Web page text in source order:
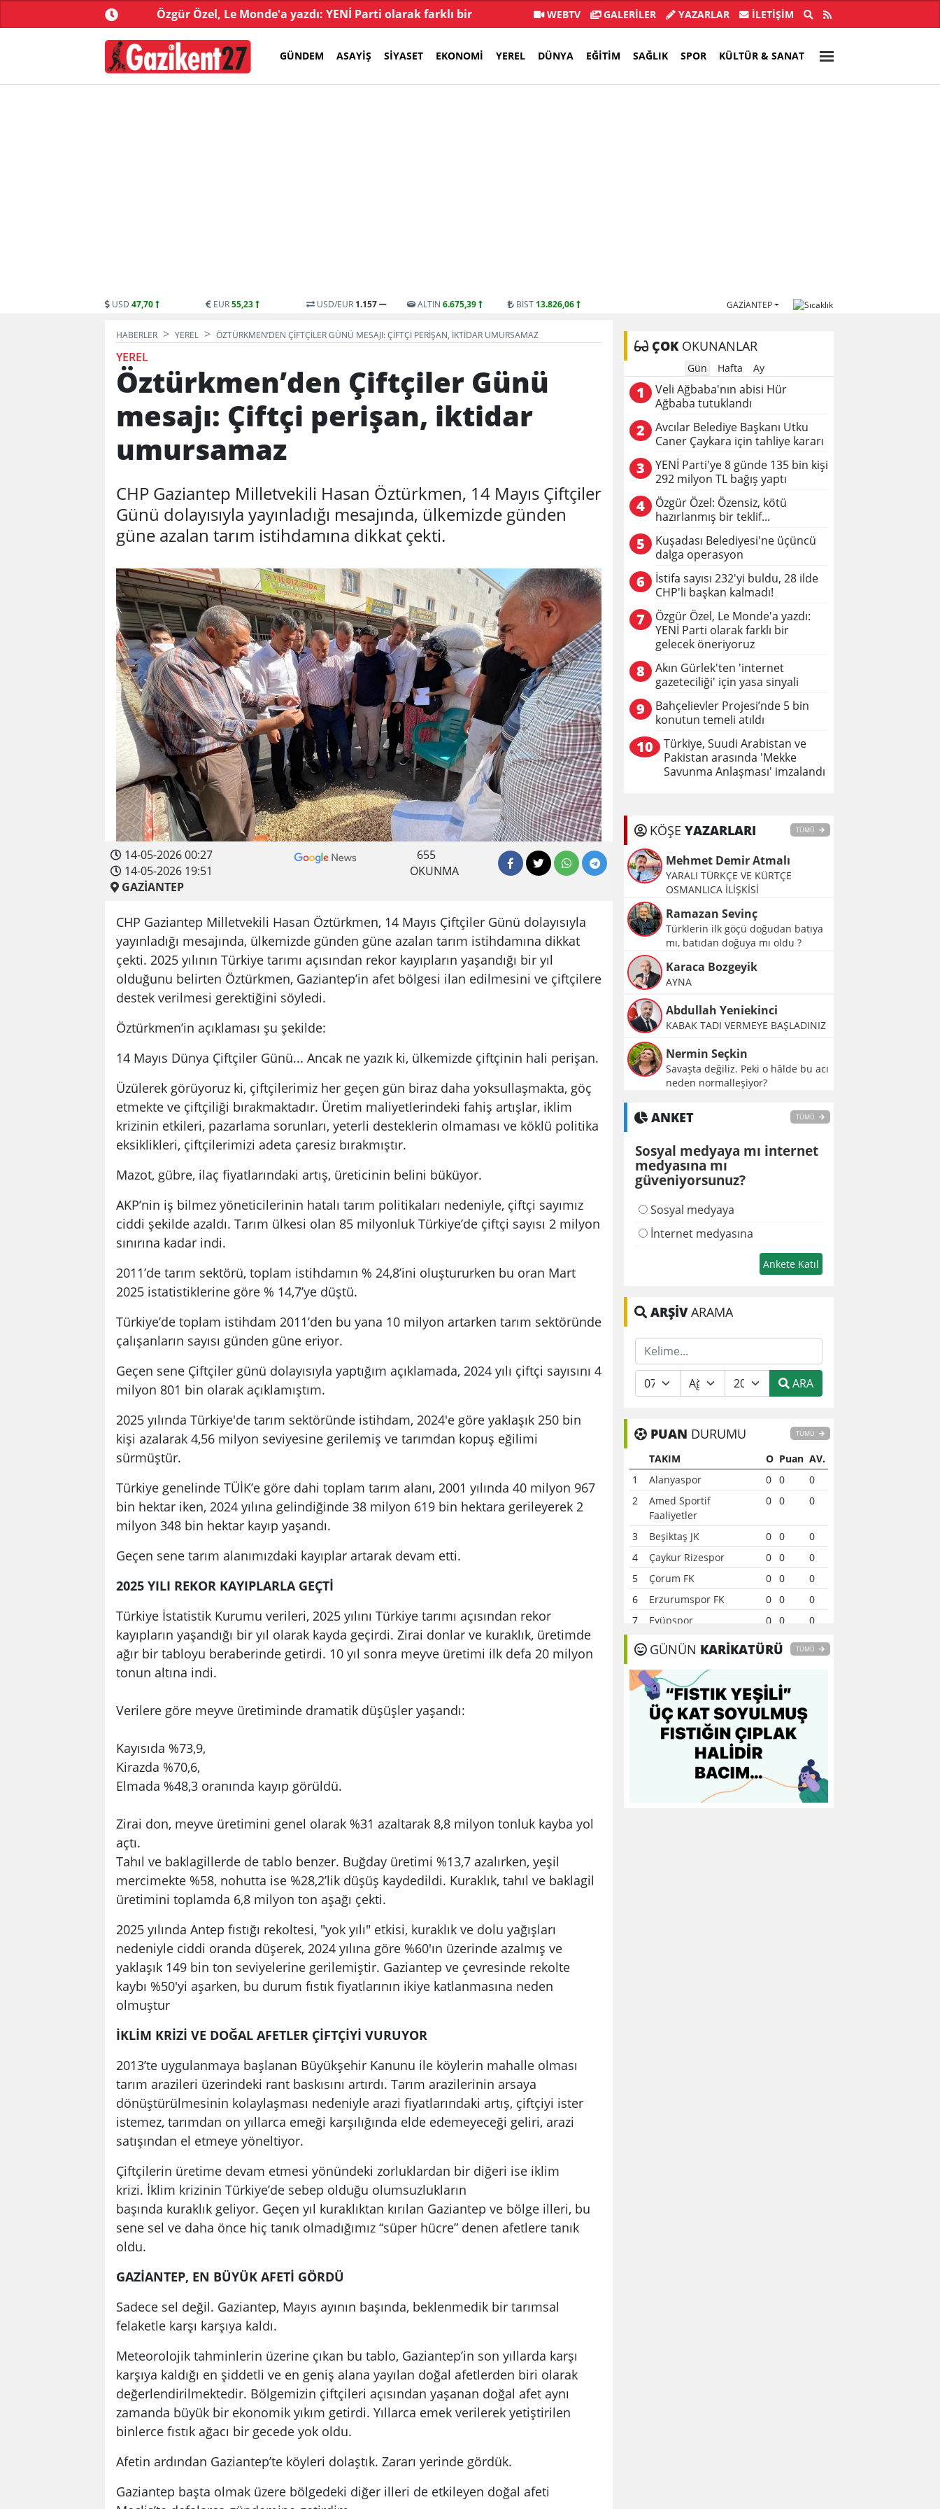
arasında 'Mekke
imzalandı
Özgür Özel, Le Monde'a yazdı: YENİ Parti olarak farklı bir
gelecek öneriyoruz
İstifa sayısı 232'yi buldu, 28 ilde CHP'li başkan kalmadı!
WEBTV GALERİLER YAZARLAR İLETIŞIM
GÜNDEM ASAYIŞ SIYASET EKONOMI YEREL DÜNYA EĞITIM SAĞLIK SPOR KÜLTÜR & SANAT
USD 47,70 EUR55,23 USD/EUR 1.157 ALTIN 6.675,39 BİST 13.826,06 GAZIANTEP
HABERLER YEREL ÖZTÜRKMEN’DEN ÇIFTÇILER GÜNÜ MESAJI: ÇIFTÇI PERIŞAN, IKTIDAR UMURSAMAZ
YEREL
Öztürkmen’den Çiftçiler Günü
mesajı: Çiftçi perişan, iktidar
umursamaz
CHP Gaziantep Milletvekili Hasan Öztürkmen, 14 Mayıs Çiftçiler
Günü dolayısıyla yayınladığı mesajında, ülkemizde günden
güne azalan tarım istihdamına dikkat çekti.
14-05-2026 00:27
14-05-2026 19:51
GAZİANTEP
655
OKUNMA
CHP Gaziantep Milletvekili Hasan Öztürkmen, 14 Mayıs Çiftçiler Günü dolayısıyla
yayınladığı mesajında, ülkemizde günden güne azalan tarım istihdamına dikkat
çekti. 2025 yılının Türkiye tarımı açısından rekor kayıpların yaşandığı bir yıl
olduğunu belirten Öztürkmen, Gaziantep’in afet bölgesi ilan edilmesini ve çiftçilere
destek verilmesi gerektiğini söyledi.
Öztürkmen’in açıklaması şu şekilde:
14 Mayıs Dünya Çiftçiler Günü... Ancak ne yazık ki, ülkemizde çiftçinin hali perişan.
Üzülerek görüyoruz ki, çiftçilerimiz her geçen gün biraz daha yoksullaşmakta, göç
etmekte ve çiftçiliği bırakmaktadır. Üretim maliyetlerindeki fahiş artışlar, iklim
krizinin etkileri, pazarlama sorunları, yeterli desteklerin olmaması ve köklü politika
eksiklikleri, çiftçilerimizi adeta çaresiz bırakmıştır.
Mazot, gübre, ilaç fiyatlarındaki artış, üreticinin belini büküyor.
AKP’nin iş bilmez yöneticilerinin hatalı tarım politikaları nedeniyle, çiftçi sayımız
ciddi şekilde azaldı. Tarım ülkesi olan 85 milyonluk Türkiye’de çiftçi sayısı 2 milyon
sınırına kadar indi.
2011’de tarım sektörü, toplam istihdamın % 24,8’ini oluştururken bu oran Mart
2025 istatistiklerine göre % 14,7’ye düştü.
Türkiye’de toplam istihdam 2011’den bu yana 10 milyon artarken tarım sektöründe
çalışanların sayısı günden güne eriyor.
Geçen sene Çiftçiler günü dolayısıyla yaptığım açıklamada, 2024 yılı çiftçi sayısını 4
milyon 801 bin olarak açıklamıştım.
2025 yılında Türkiye'de tarım sektöründe istihdam, 2024'e göre yaklaşık 250 bin
kişi azalarak 4,56 milyon seviyesine gerilemiş ve tarımdan kopuş eğilimi
sürmüştür.
Türkiye genelinde TÜİK’e göre dahi toplam tarım alanı, 2001 yılında 40 milyon 967
bin hektar iken, 2024 yılına gelindiğinde 38 milyon 619 bin hektara gerileyerek 2
milyon 348 bin hektar kayıp yaşandı.
Geçen sene tarım alanımızdaki kayıplar artarak devam etti.
2025 YILI REKOR KAYIPLARLA GEÇTİ
Türkiye İstatistik Kurumu verileri, 2025 yılını Türkiye tarımı açısından rekor
kayıpların yaşandığı bir yıl olarak kayda geçirdi. Zirai donlar ve kuraklık, üretimde
ağır bir tabloyu beraberinde getirdi. 10 yıl sonra meyve üretimi ilk defa 20 milyon
tonun altına indi.
Verilere göre meyve üretiminde dramatik düşüşler yaşandı:
Kayısıda %73,9,
Kirazda %70,6,
Elmada %48,3 oranında kayıp görüldü.
Zirai don, meyve üretimini genel olarak %31 azaltarak 8,8 milyon tonluk kayba yol
açtı.
Tahıl ve baklagillerde de tablo benzer. Buğday üretimi %13,7 azalırken, yeşil
mercimekte %58, nohutta ise %28,2’lik düşüş kaydedildi. Kuraklık, tahıl ve baklagil
üretimini toplamda 6,8 milyon ton aşağı çekti.
2025 yılında Antep fıstığı rekoltesi, "yok yılı" etkisi, kuraklık ve dolu yağışları
nedeniyle ciddi oranda düşerek, 2024 yılına göre %60'ın üzerinde azalmış ve
yaklaşık 149 bin ton seviyelerine gerilemiştir. Gaziantep ve çevresinde rekolte
kaybı %50'yi aşarken, bu durum fıstık fiyatlarının ikiye katlanmasına neden
olmuştur
İKLİM KRİZİ VE DOĞAL AFETLER ÇİFTÇİYİ VURUYOR
2013’te uygulanmaya başlanan Büyükşehir Kanunu ile köylerin mahalle olması
tarım arazileri üzerindeki rant baskısını artırdı. Tarım arazilerinin arsaya
dönüştürülmesinin kolaylaşması nedeniyle arazi fiyatlarındaki artış, çiftçiyi ister
istemez, tarımdan on yıllarca emeği karşılığında elde edemeyeceği geliri, arazi
satışından el etmeye yöneltiyor.
Çiftçilerin üretime devam etmesi yönündeki zorluklardan bir diğeri ise iklim
krizi. İklim krizinin Türkiye’de sebep olduğu olumsuzlukların
başında kuraklık geliyor. Geçen yıl kuraklıktan kırılan Gaziantep ve bölge illeri, bu
sene sel ve daha önce hiç tanık olmadığımız “süper hücre” denen afetlere tanık
oldu.
GAZİANTEP, EN BÜYÜK AFETİ GÖRDÜ
Sadece sel değil. Gaziantep, Mayıs ayının başında, beklenmedik bir tarımsal
felaketle karşı karşıya kaldı.
Meteorolojik tahminlerin üzerine çıkan bu tablo, Gaziantep’in son yıllarda karşı
karşıya kaldığı en şiddetli ve en geniş alana yayılan doğal afetlerden biri olarak
değerlendirilmektedir. Bölgemizin çiftçileri açısından yaşanan doğal afet aynı
zamanda büyük bir ekonomik yıkım getirdi. Yıllarca emek verilerek yetiştirilen
binlerce fıstık ağacı bir gecede yok oldu.
Afetin ardından Gaziantep’te köyleri dolaştık. Zararı yerinde gördük.
Gaziantep başta olmak üzere bölgedeki diğer illeri de etkileyen doğal afeti
ÇOKOKUNANLAR
Gün Hafta Ay
1
Veli Ağbaba'nın abisi Hür
Ağbaba tutuklandı
2
Avcılar Belediye Başkanı Utku
Caner Çaykara için tahliye kararı
3
YENİ Parti'ye 8 günde 135 bin kişi
292 milyon TL bağış yaptı
4
Özgür Özel: Özensiz, kötü
hazırlanmış bir teklif...
5
Kuşadası Belediyesi'ne üçüncü
dalga operasyon
6
İstifa sayısı 232'yi buldu, 28 ilde
CHP'li başkan kalmadı!
7
Özgür Özel, Le Monde'a yazdı:
YENİ Parti olarak farklı bir
gelecek öneriyoruz
8
Akın Gürlek'ten 'internet
gazeteciliği' için yasa sinyali
9
Bahçelievler Projesi’nde 5 bin
konutun temeli atıldı
10
Türkiye, Suudi Arabistan ve
Pakistan arasında 'Mekke
Savunma Anlaşması' imzalandı
KÖŞE YAZARLARI TÜMÜ
Mehmet Demir Atmalı
YARALI TÜRKÇE VE KÜRTÇE
OSMANLICA İLİŞKİSİ
Ramazan Sevinç
Türklerin ilk göçü doğudan batıya
mı, batıdan doğuya mı oldu ?
Karaca Bozgeyik
AYNA
Abdullah Yeniekinci
KABAK TADI VERMEYE BAŞLADINIZ
Nermin Seçkin
Savaşta değiliz. Peki o hâlde bu acı
neden normalleşiyor?
ANKET TÜMÜ
Sosyal medyaya mı internet
medyasına mı
güveniyorsunuz?
Sosyal medyaya
İnternet medyasına
ARŞİVARAMA
ARA
PUAN DURUMU TÜMÜ
TAKIM O Puan AV.
1
Alanyaspor 0 0
0
2
Amed Sportif
Faaliyetler
0 0 0
3 Beşiktaş JK 0 0
0
4
Çaykur Rizespor 0 0
0
5
Çorum FK 0 0
0
6
Erzurumspor FK 0 0
0
7
Eyüpspor 0 0
0
8
Fenerbahçe 0
0
10 Gaziantep FK 0 0
Gençlerbirliği 0 0
Göztepe 0 0
Başakşehir FK
Kasımpaşa
0
0
0
GÜNÜN KARİKATÜRÜ TÜMÜ